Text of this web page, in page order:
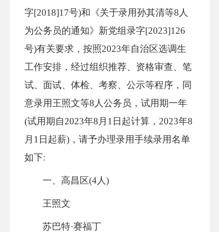
字[2018]17号)和《关于录用孙其清等8人
为公务员的通知》新党组录字[2023]126
号)有关要求，按照2023年自治区选调生
工作安排，经过组织推荐、资格审查、笔
试、面试、体检、考察、公示等程序，同
意录用王照文等8人公务员，试用期一年
(试用期自2023年8月1日起计算，2023年8
月1日起薪)，请予办理录用手续录用名单
如下:
一、高昌区(4人)
王照文
苏巴特·赛福丁